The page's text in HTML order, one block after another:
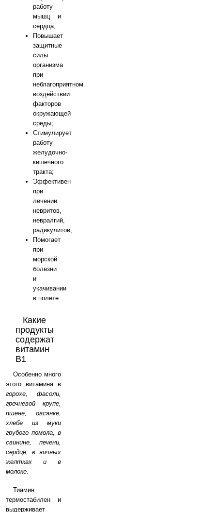
работу
мышц и
сердца;
Повышает
защитные
силы
организма
при
неблагоприятном
воздействии
факторов
окружающей
среды;
Стимулирует
работу
желудочно-
кишечного
тракта;
Эффективен
при
лечении
невритов,
невралгий,
радикулитов;
Помогает
при
морской
болезни
и
укачивании
в полете.
Какие
продукты
содержат
витамин
B1
Особенно много
этого витамина в
горохе, фасоли,
гречневой крупе,
пшене, овсянке,
хлебе из муки
грубого помола, в
свинине, печени,
сердце, в яичных
желтках и в
молоке.
Тиамин
термостабилен и
выдерживает